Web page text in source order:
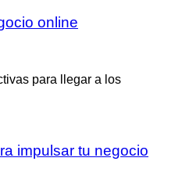
online
para llegar a los
impulsar tu negocio